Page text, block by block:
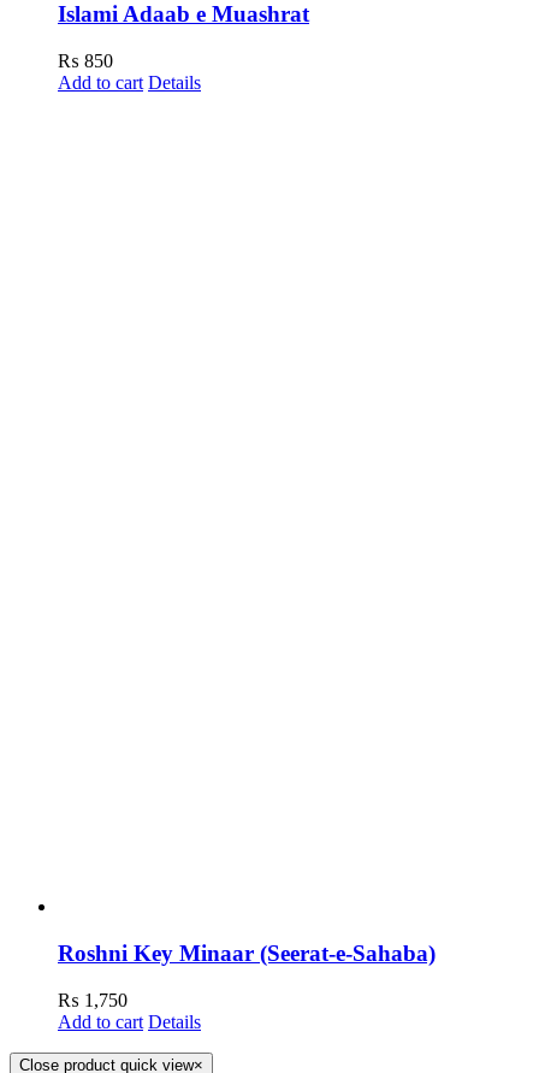
Islami Adaab e Muashrat
₨ 850
Add to cart Details
Roshni Key Minaar (Seerat-e-Sahaba)
₨ 1,750
Add to cart Details
Close product quick view×